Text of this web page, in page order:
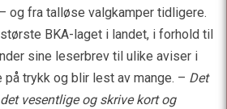
og fra talløse valgkamper tidligere.
BKA-laget i landet, i forhold til
sine leserbrev til ulike aviser i
på trykk og blir lest av mange. – Det
vesentlige og skrive kort og